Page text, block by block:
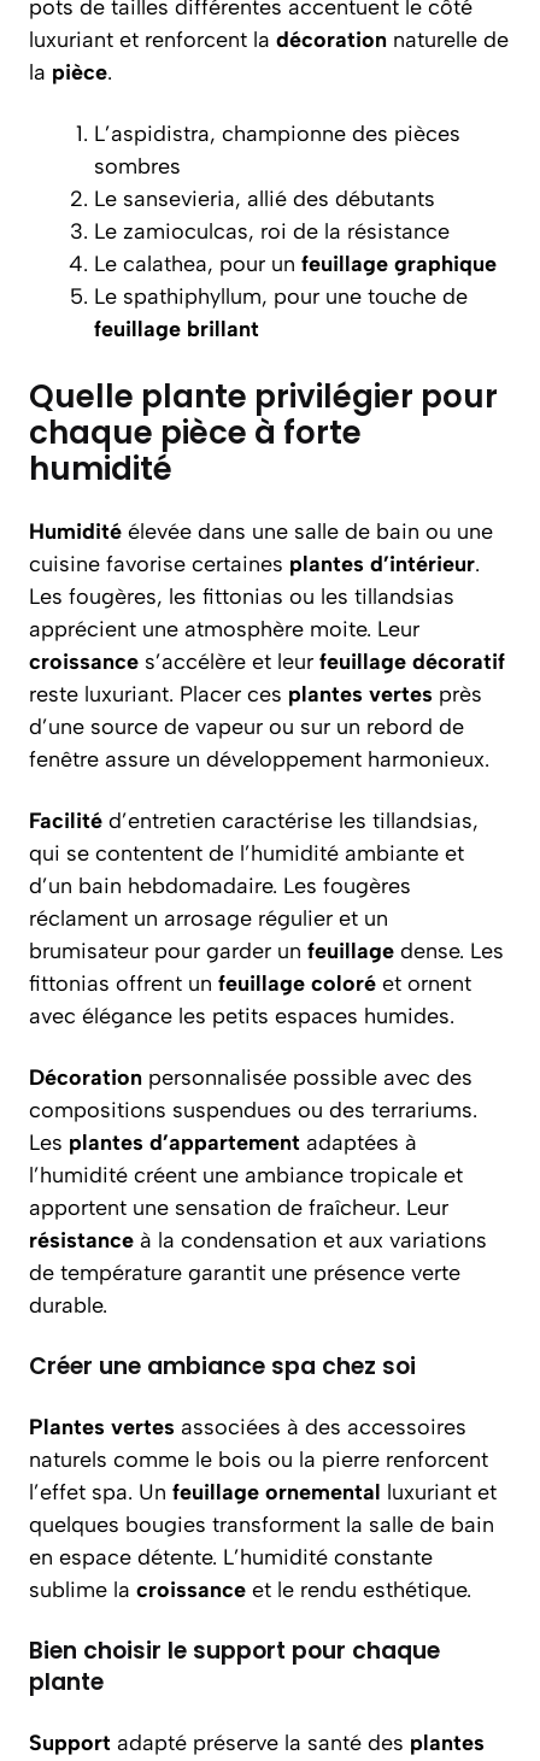
pots de tailles différentes accentuent le côté
luxuriant et renforcent la décoration naturelle de
la pièce.
L’aspidistra, championne des pièces
sombres
Le sansevieria, allié des débutants
Le zamioculcas, roi de la résistance
Le calathea, pour un feuillage graphique
Le spathiphyllum, pour une touche de
feuillage brillant
Quelle plante privilégier pour
chaque pièce à forte
humidité
Humidité élevée dans une salle de bain ou une
cuisine favorise certaines plantes d’intérieur.
Les fougères, les fittonias ou les tillandsias
apprécient une atmosphère moite. Leur
croissance s’accélère et leur feuillage décoratif
reste luxuriant. Placer ces plantes vertes près
d’une source de vapeur ou sur un rebord de
fenêtre assure un développement harmonieux.
Facilité d’entretien caractérise les tillandsias,
qui se contentent de l’humidité ambiante et
d’un bain hebdomadaire. Les fougères
réclament un arrosage régulier et un
brumisateur pour garder un feuillage dense. Les
fittonias offrent un feuillage coloré et ornent
avec élégance les petits espaces humides.
Décoration personnalisée possible avec des
compositions suspendues ou des terrariums.
Les plantes d’appartement adaptées à
l’humidité créent une ambiance tropicale et
apportent une sensation de fraîcheur. Leur
résistance à la condensation et aux variations
de température garantit une présence verte
durable.
Créer une ambiance spa chez soi
Plantes vertes associées à des accessoires
naturels comme le bois ou la pierre renforcent
l’effet spa. Un feuillage ornemental luxuriant et
quelques bougies transforment la salle de bain
en espace détente. L’humidité constante
sublime la croissance et le rendu esthétique.
Bien choisir le support pour chaque
plante
Support adapté préserve la santé des plantes